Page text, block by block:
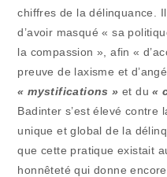
chiffres de la délinquance.
d’avoir masqué « sa
la compassion », afin «
preuve de laxisme et
« mystifications »et du«
Badinter s’est élevé contre
unique et global de la
que cette pratique existait
honnêteté qui donne